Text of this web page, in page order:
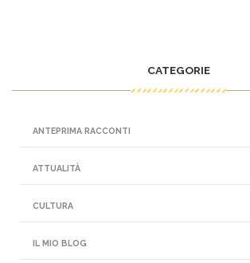
CATEGORIE
ANTEPRIMA RACCONTI
ATTUALITÀ
CULTURA
IL MIO BLOG